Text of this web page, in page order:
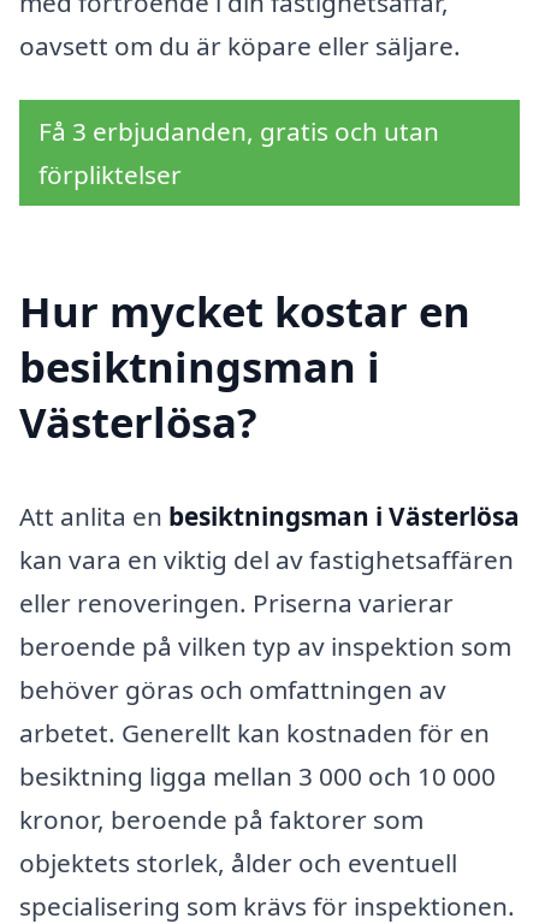
oavsett om du är köpare eller säljare.
Få 3 erbjudanden, gratis och utan
förpliktelser
Hur mycket kostar en
besiktningsman i
Västerlösa?
Att anlita en besiktningsman i Västerlösa
kan vara en viktig del av fastighetsaffären
eller renoveringen. Priserna varierar
beroende på vilken typ av inspektion som
behöver göras och omfattningen av
arbetet. Generellt kan kostnaden för en
besiktning ligga mellan 3 000 och 10 000
kronor, beroende på faktorer som
objektets storlek, ålder och eventuell
specialisering som krävs för inspektionen.